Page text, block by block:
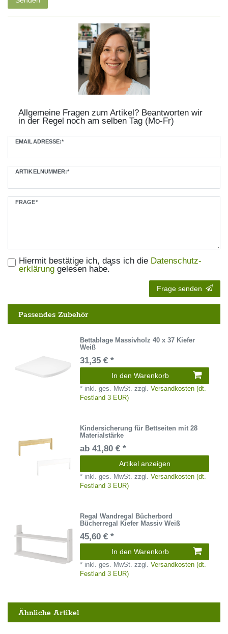
Allgemeine Fragen zum Artikel? Beantworten wir
in der Regel noch am selben Tag (Mo-Fr)
EMAILADRESSE:*
ARTIKELNUMMER:*
FRAGE*
Hiermit bestätige ich, dass ich die Daten­schutz­
erklärunggelesen habe.*
Ceres::Template.mailFormHoneypotLabel
Frage senden
Passendes Zubehör
Bettablage Massivholz 40 x 37 Kiefer
Weiß
31,35 € *
In den Warenkorb
* inkl. ges. MwSt. zzgl.Versandkosten (dt.
Festland 3 EUR)
Kindersicherung für Bettseiten mit 28
Materialstärke
ab 41,80 € *
Artikel anzeigen
* inkl. ges. MwSt. zzgl.Versandkosten (dt.
Festland 3 EUR)
Regal Wandregal Bücherbord
Bücherregal Kiefer Massiv Weiß
45,60 € *
In den Warenkorb
* inkl. ges. MwSt. zzgl.Versandkosten (dt.
Festland 3 EUR)
Ähnliche Artikel